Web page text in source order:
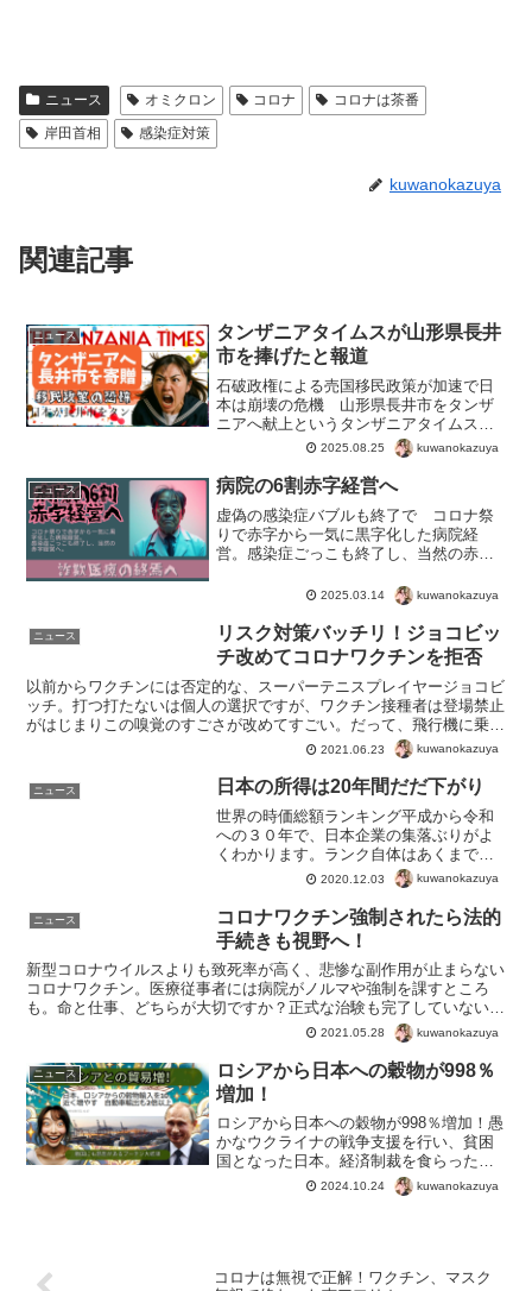
ニュース オミクロン コロナ
コロナは茶番
岸田首相
感染症対策
kuwanokazuya
関連記事
ニュース
タンザニアタイムスが山形県長井
市を捧げたと報道
石破政権による売国移民政策が加速で日
本は崩壊の危機 山形県長井市をタンザ
ニアへ献上というタンザニアタイムスの
報道。日本政府マスコミはデマと否定す
るも、実質的な移民売国政策のリスク。
左翼は石破やめるな！と悪事を推進する
悪玉を支援というわかりや...
2025.08.25 kuwanokazuya
ニュース 病院の6割赤字経営へ
虚偽の感染症バブルも終了で コロナ祭
りで赤字から一気に黒字化した病院経
営。感染症ごっこも終了し、当然の赤字
なりますが詳細は不明。仮説では、病院
の規模と病床の埋まり具合がポイン
ト。 コロナ茶番でも、無症状の...
2025.03.14 kuwanokazuya
ニュース
リスク対策バッチリ！ジョコビッ
チ改めてコロナワクチンを拒否
以前からワクチンには否定的な、スーパーテニスプレイヤージョコビ
ッチ。打つ打たないは個人の選択ですが、ワクチン接種者は登場禁止
がはじまりこの嗅覚のすごさが改めてすごい。だって、飛行機に乗る
ためにワクチン接種してしまったら、もう飛行機で移動する...
2021.06.23 kuwanokazuya
ニュース 日本の所得は20年間だだ下がり
世界の時価総額ランキング平成から令和
への３０年で、日本企業の集落ぶりがよ
くわかります。ランク自体はあくまでほ
かとの比較なので、重要ではありませ
ん。問題なのは、日本のとりのこされぶ
り。約３０年後には世界の成長にともな
っていないということですね...
2020.12.03 kuwanokazuya
ニュース
コロナワクチン強制されたら法的
手続きも視野へ！
新型コロナウイルスよりも致死率が高く、悲惨な副作用が止まらない
コロナワクチン。医療従事者には病院がノルマや強制を課すところ
も。命と仕事、どちらが大切ですか？正式な治験も完了していない、
効果もリスクも未知のワクチン。医療従事者は実験台ではあり...
2021.05.28 kuwanokazuya
ニュース
ロシアから日本への穀物が998％
増加！
ロシアから日本への穀物が998％増加！愚
かなウクライナの戦争支援を行い、貧困
国となった日本。経済制裁を食らったは
ずのロシアは裕福国へグレードアップ。
プーチン大統領は敵国認定しているにも
2024.10.24 kuwanokazuya
コロナは無視で正解！ワクチン、マスク